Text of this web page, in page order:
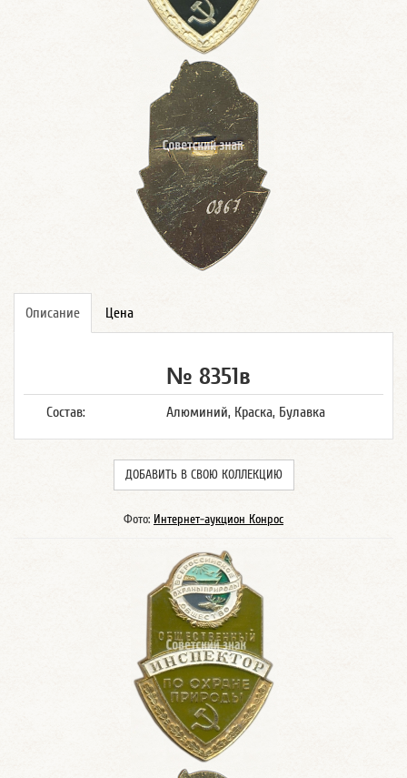
Описание Цена
№ 8351в
Состав: Алюминий, Краска, Булавка
ДОБАВИТЬ В СВОЮ КОЛЛЕКЦИЮ
Фото: Интернет-аукцион Конрос